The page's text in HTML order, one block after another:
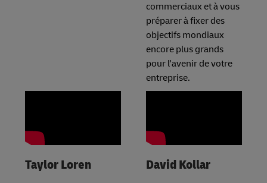
commerciaux et à vous
préparer à fixer des
objectifs mondiaux
encore plus grands
pour l'avenir de votre
entreprise.
Taylor Loren David Kollar